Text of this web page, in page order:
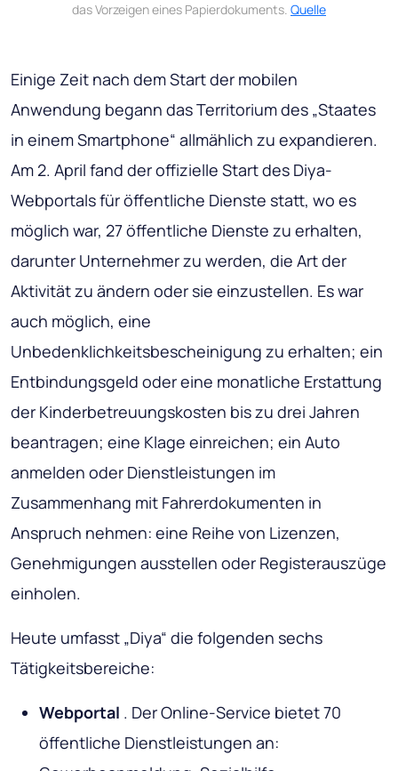
das Vorzeigen eines Papierdokuments. Quelle
Einige Zeit nach dem Start der mobilen
Anwendung begann das Territorium des „Staates
in einem Smartphone“ allmählich zu expandieren.
Am 2. April fand der offizielle Start des Diya-
Webportals für öffentliche Dienste statt, wo es
möglich war, 27 öffentliche Dienste zu erhalten,
darunter Unternehmer zu werden, die Art der
Aktivität zu ändern oder sie einzustellen. Es war
auch möglich, eine
Unbedenklichkeitsbescheinigung zu erhalten; ein
Entbindungsgeld oder eine monatliche Erstattung
der Kinderbetreuungskosten bis zu drei Jahren
beantragen; eine Klage einreichen; ein Auto
anmelden oder Dienstleistungen im
Zusammenhang mit Fahrerdokumenten in
Anspruch nehmen: eine Reihe von Lizenzen,
Genehmigungen ausstellen oder Registerauszüge
einholen.
Heute umfasst „Diya“ die folgenden sechs
Tätigkeitsbereiche:
Webportal . Der Online-Service bietet 70
öffentliche Dienstleistungen an: